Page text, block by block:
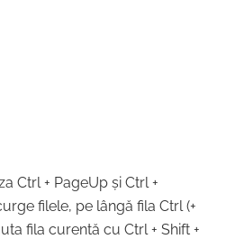
Ctrl + PageUp și Ctrl +
filele, pe lângă fila Ctrl (+
fila curentă cu Ctrl + Shift +